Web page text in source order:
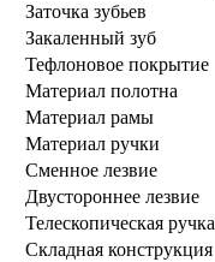
Заточка зубьев
Закаленный зуб
Тефлоновое покрытие
Материал полотна
Материал рамы
Материал ручки
Сменное лезвие
Двустороннее лезвие
Телескопическая ручка
Складная конструкция